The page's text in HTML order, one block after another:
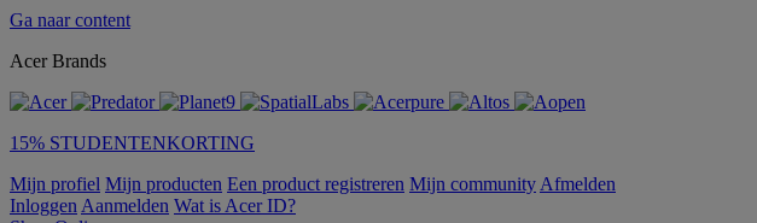
Ga naar content
Acer Brands
15% STUDENTENKORTING
Mijn profiel Mijn producten Een product registreren Mijn community Afmelden
Inloggen Aanmelden Wat is Acer ID?